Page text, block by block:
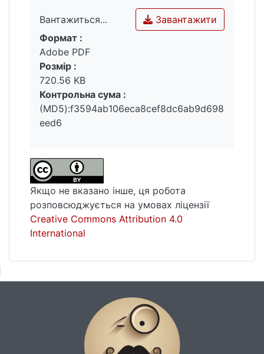
Вантажиться...
Вантажиться...
Завантажити
Формат :
Adobe PDF
Розмір :
720.56 KB
Контрольна сума :
(MD5):f3594ab106eca8cef8dc6ab9d698
eed6
Якщо не вказано інше, ця робота
розповсюджується на умовах ліцензії
Creative Commons Attribution 4.0
International